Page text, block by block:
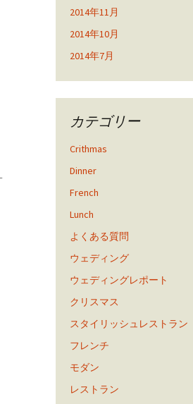
2014年11月
2014年10月
2014年7月
カテゴリー
Crithmas
Dinner
French
Lunch
よくある質問
ウェディング
ウェディングレポート
クリスマス
スタイリッシュレストラン
フレンチ
モダン
レストラン